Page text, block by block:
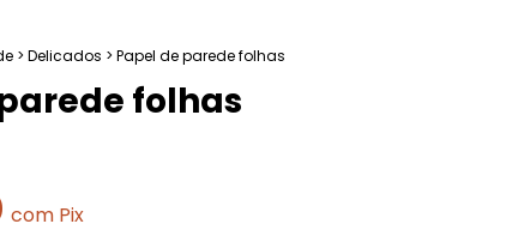
> Delicados > Papel de parede folhas
folhas
com Pix